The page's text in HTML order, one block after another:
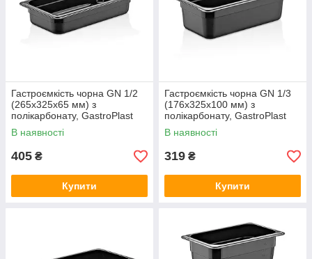
Гастроємкість чорна GN 1/2
(265х325х65 мм) з
полікарбонату, GastroPlast
В наявності
405 ₴
Купити
Гастроємкість чорна GN 1/3
(176х325х100 мм) з
полікарбонату, GastroPlast
В наявності
319 ₴
Купити